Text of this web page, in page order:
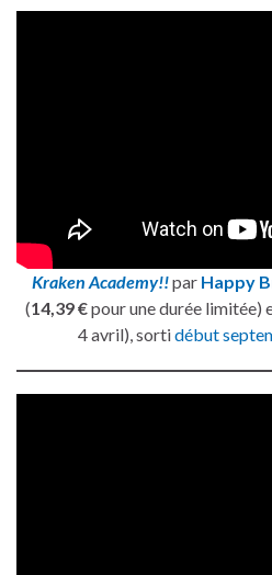
Kraken Academy!!par Happy
(14,39 €pour une durée limitée)
4 avril), sortidébut